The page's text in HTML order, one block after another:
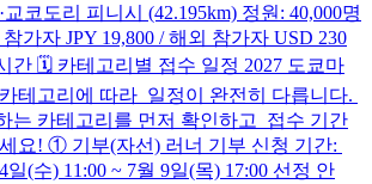
코도리 피니시 (42.195km) 정원: 40,000명
가자 JPY 19,800 / 해외 참가자 USD 230
간 🗓️ 카테고리별 접수 일정 2027 도쿄마
테고리에 따라 일정이 완전히 다릅니다.
는 카테고리를 먼저 확인하고 접수 기간
요! ① 기부(자선) 러너 기부 신청 기간:
일(수) 11:00 ~ 7월 9일(목) 17:00 선정 안